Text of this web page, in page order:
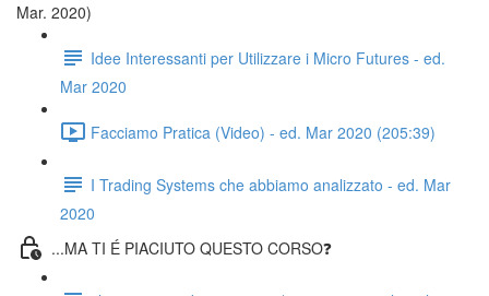
Mar. 2020)
Idee Interessanti per Utilizzare i Micro Futures - ed.
Mar 2020
Facciamo Pratica (Video) - ed. Mar 2020 (205:39)
I Trading Systems che abbiamo analizzato - ed. Mar
2020
...MA TI É PIACIUTO QUESTO CORSO❓